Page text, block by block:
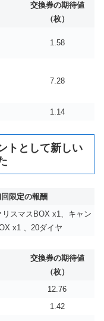
交換券の期待値
（枚）
1.58
7.28
1.14
トとして新しい
限定の報酬
スマスBOX x1、キャン
x1 、20ダイヤ
交換券の期待値
（枚）
12.76
1.42